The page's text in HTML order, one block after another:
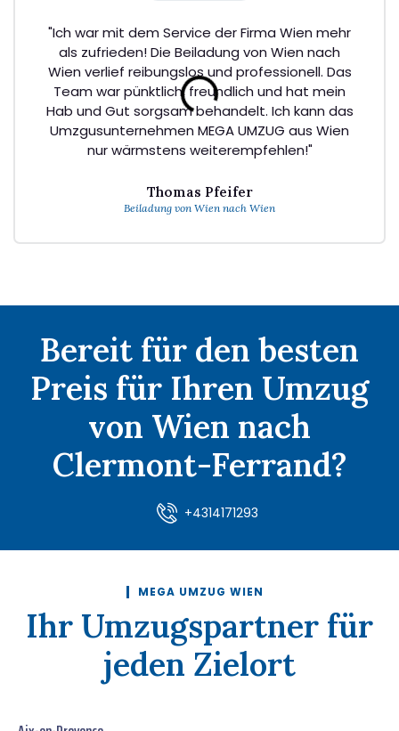
"Ich war mit dem Service der Firma Wien mehr
als zufrieden! Die Beiladung von Wien nach
Wien verlief reibungslos und professionell. Das
Team war pünktlich, freundlich und hat mein
Hab und Gut sorgsam behandelt. Ich kann das
Umzgusunternehmen MEGA UMZUG aus Wien
nur wärmstens weiterempfehlen!"
Thomas Pfeifer
Beiladung von Wien nach Wien
Bereit für den besten
Preis für Ihren Umzug
von Wien nach
Clermont-Ferrand?
+4314171293
MEGA UMZUG WIEN
Ihr Umzugspartner für
jeden Zielort